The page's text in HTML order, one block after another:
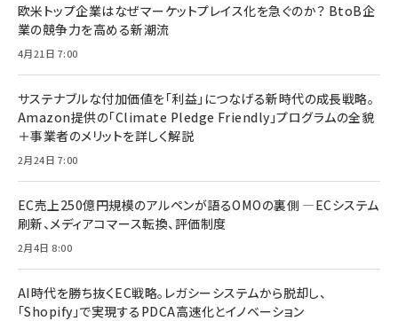
欧米トップ企業はなぜマーケットプレイス化を急ぐのか？ BtoB企
業の競争力を高める新潮流
4月21日 7:00
サステナブルな付加価値を「利益」につなげる新時代の成長戦略。
Amazon提供の「Climate Pledge Friendly」プログラムの全貌
＋事業者のメリットを詳しく解説
2月24日 7:00
EC売上250億円規模のアルペンが語るOMOの裏側 ―ECシステム
刷新、メディアコマース転換、評価制度
2月4日 8:00
AI時代を勝ち抜くEC戦略。レガシーシステムから脱却し、
「Shopify」で実現するPDCA高速化とイノベーション